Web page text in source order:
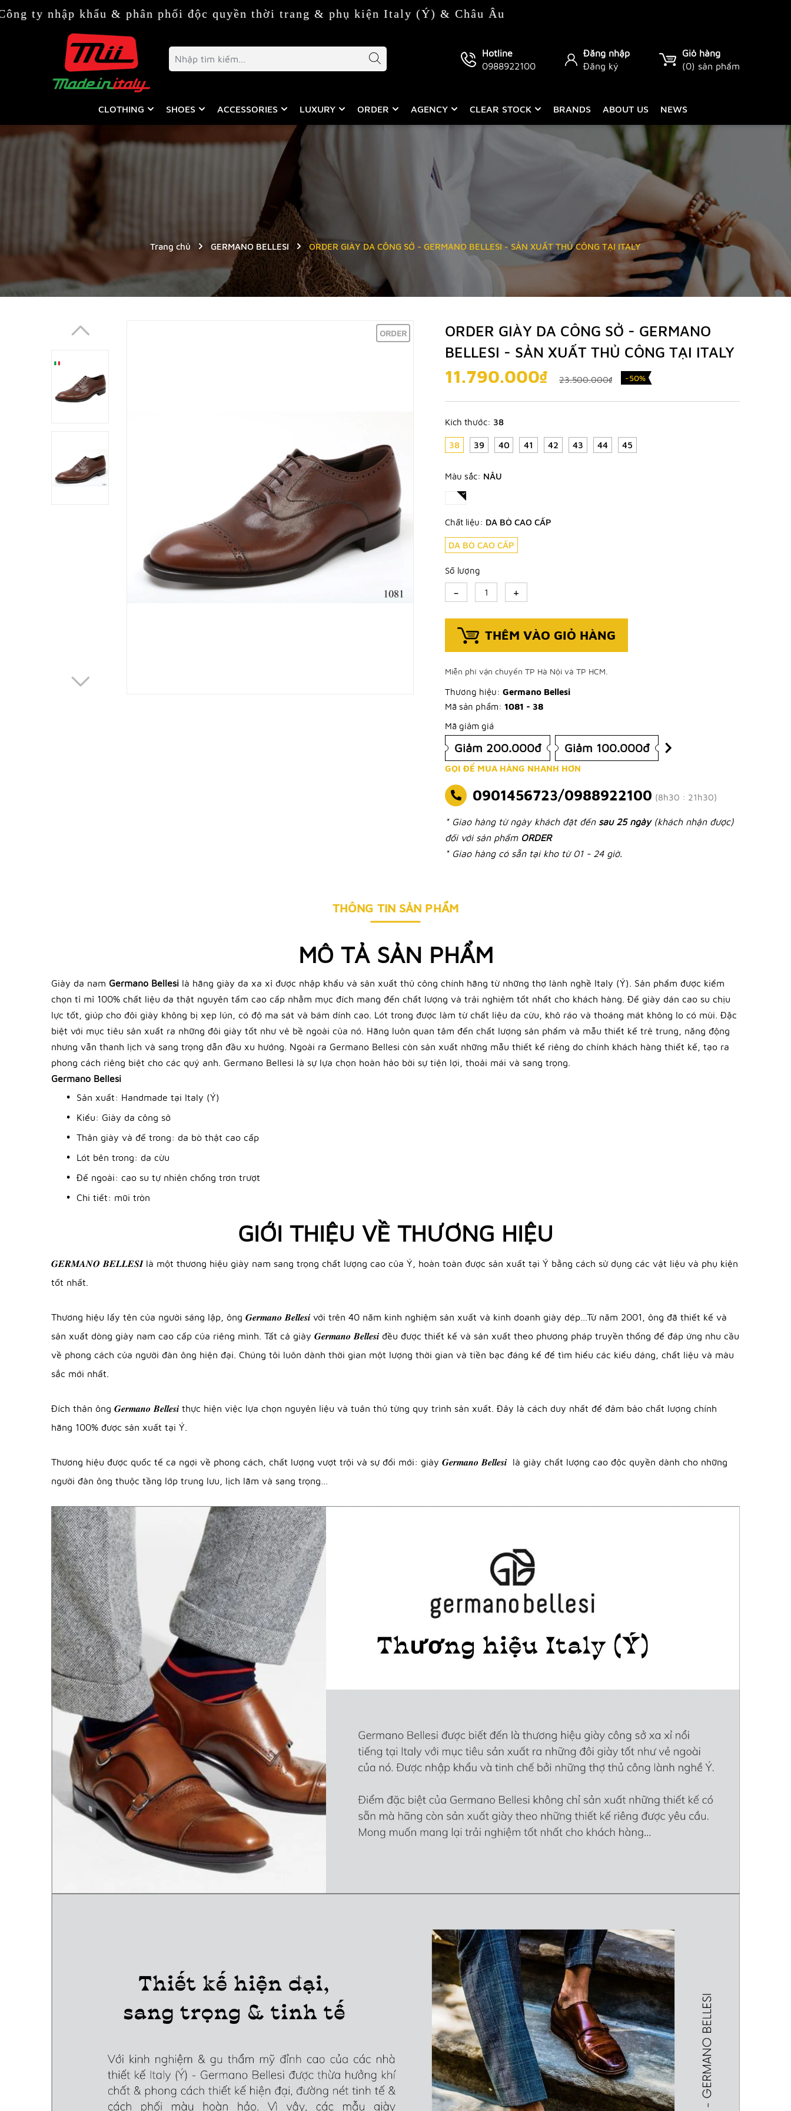
khẩu & phân phối độc quyền thời trang & phụ kiện Italy (Ý) & Châu Âu
Hotline
0988922100
Đăng nhập
Đăng ký
Giỏ hàng
(0) sản phẩm
CLOTHING SHOES ACCESSORIES LUXURY ORDER AGENCY CLEAR STOCK BRANDS ABOUT US NEWS
Trang chủ GERMANO BELLESI ORDER GIÀY DA CÔNG SỞ - GERMANO BELLESI - SẢN XUẤT THỦ CÔNG TẠI ITALY
ORDER
ORDER GIÀY DA CÔNG SỞ - GERMANO
BELLESI - SẢN XUẤT THỦ CÔNG TẠI ITALY
11.790.000₫ 23.500.000₫ -50%
Kích thước: 38
38 39 40 41 42 43 44 45
Màu sắc: NÂU
Chất liệu: DA BÒ CAO CẤP
DA BÒ CAO CẤP
Số lượng
- +
THÊM VÀO GIỎ HÀNG
Miễn phí vận chuyển TP Hà Nội và TP HCM.
Thương hiệu: Germano Bellesi
Mã sản phẩm: 1081 - 38
Mã giảm giá
Giảm 200.000đ Giảm 100.000đ
GỌI ĐỂ MUA HÀNG NHANH HƠN
0901456723/0988922100 (8h30 : 21h30)
* Giao hàng từ ngày khách đặt đến sau 25 ngày (khách nhận được)
đối với sản phẩm ORDER
* Giao hàng có sẵn tại kho từ 01 - 24 giờ.
THÔNG TIN SẢN PHẨM
MÔ TẢ SẢN PHẨM
Giày da nam Germano Bellesi là hãng giày da xa xỉ được nhập khẩu và sản xuất thủ công chính hãng từ những thợ lành nghề Italy (Ý). Sản phẩm được kiểm
chọn tỉ mỉ 100% chất liệu da thật nguyên tấm cao cấp nhằm mục đích mang đến chất lượng và trải nghiệm tốt nhất cho khách hàng. Đế giày dán cao su chịu
lực tốt, giúp cho đôi giày không bị xẹp lún, có độ ma sát và bám dính cao. Lót trong được làm từ chất liệu da cừu, khô ráo và thoáng mát không lo có mùi. Đặc
biệt với mục tiêu sản xuất ra những đôi giày tốt như vẻ bề ngoài của nó. Hãng luôn quan tâm đến chất lượng sản phẩm và mẫu thiết kế trẻ trung, năng động
nhưng vẫn thanh lịch và sang trọng dẫn đầu xu hướng. Ngoài ra Germano Bellesi còn sản xuất những mẫu thiết kế riêng do chính khách hàng thiết kế, tạo ra
phong cách riêng biệt cho các quý anh. Germano Bellesi là sự lựa chọn hoàn hảo bời sự tiện lợi, thoải mái và sang trọng.
Germano Bellesi
Sản xuất: Handmade tại Italy (Ý)
Kiểu: Giày da công sở
Thân giày và đế trong: da bò thật cao cấp
Lót bên trong: da cừu
Đế ngoài: cao su tự nhiên chống trơn trượt
Chi tiết: mũi tròn
GIỚI THIỆU VỀ THƯƠNG HIỆU
𝑮𝑬𝑹𝑴𝑨𝑵𝑶 𝑩𝑬𝑳𝑳𝑬𝑺𝑰 là một thương hiệu giày nam sang trọng chất lượng cao của Ý, hoàn toàn được sản xuất tại Ý bằng cách sử dụng các vật liệu và phụ kiện
tốt nhất.
Thương hiệu lấy tên của người sáng lập, ông 𝑮𝒆𝒓𝒎𝒂𝒏𝒐 𝑩𝒆𝒍𝒍𝒆𝒔𝒊 với trên 40 năm kinh nghiệm sản xuất và kinh doanh giày dép…Từ năm 2001, ông đã thiết kế và
sản xuất dòng giày nam cao cấp của riêng mình. Tất cả giày 𝑮𝒆𝒓𝒎𝒂𝒏𝒐 𝑩𝒆𝒍𝒍𝒆𝒔𝒊 đều được thiết kế và sản xuất theo phương pháp truyền thống để đáp ứng nhu cầu
về phong cách của người đàn ông hiện đại. Chúng tôi luôn dành thời gian một lượng thời gian và tiền bạc đáng kể để tìm hiểu các kiểu dáng, chất liệu và màu
sắc mới nhất.
Đích thân ông 𝑮𝒆𝒓𝒎𝒂𝒏𝒐 𝑩𝒆𝒍𝒍𝒆𝒔𝒊 thực hiện việc lựa chọn nguyên liệu và tuân thủ từng quy trình sản xuất. Đây là cách duy nhất để đảm bảo chất lượng chính
hãng 100% được sản xuất tại Ý.
Thương hiệu được quốc tế ca ngợi về phong cách, chất lượng vượt trội và sự đổi mới: giày 𝑮𝒆𝒓𝒎𝒂𝒏𝒐 𝑩𝒆𝒍𝒍𝒆𝒔𝒊 là giày chất lượng cao độc quyền dành cho những
người đàn ông thuộc tầng lớp trung lưu, lịch lãm và sang trọng…